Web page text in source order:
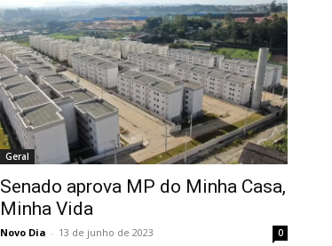
Geral
Senado aprova MP do Minha Casa,
Minha Vida
Novo Dia - 13 de junho de 2023 0